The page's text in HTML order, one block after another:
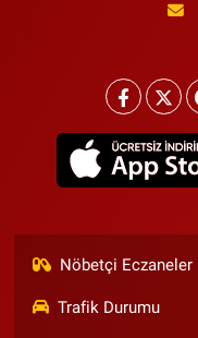
Nöbetçi Eczaneler
Trafik Durumu